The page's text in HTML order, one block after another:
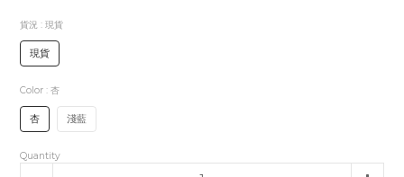
貨況 : 現貨
現貨
Color : 杏
杏 淺藍
Quantity